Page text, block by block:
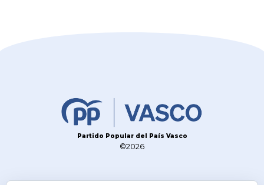
Partido Popular del País Vasco
©2026